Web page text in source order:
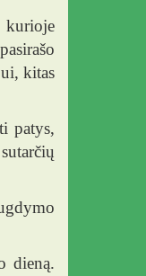
kurioje
kitas
patys,
dieną.